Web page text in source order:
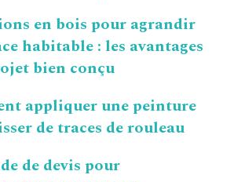
en bois pour agrandir
habitable : les avantages
bien conçu
appliquer une peinture
de traces de rouleau
de devis pour